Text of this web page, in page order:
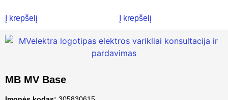
Į krepšelį Į krepšelį
MB MV Base